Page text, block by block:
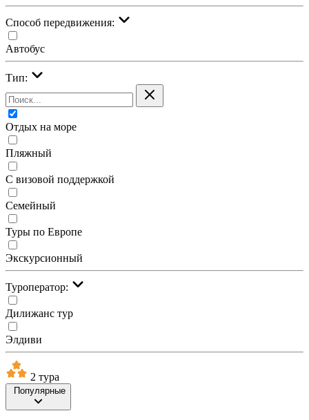
Cпособ передвижения:
Автобус
Тип:
Отдых на море
Пляжный
С визовой поддержкой
Семейный
Туры по Европе
Экскурсионный
Туроператор:
Дилижанс тур
Элдиви
2 тура
Популярные